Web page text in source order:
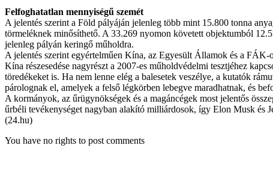
Felfoghatatlan mennyiségű szemét
A jelentés szerint a Föld pályáján jelenleg több mint 15.800 tonna
törmeléknek minősíthető. A 33.269 nyomon követett objektumból
jelenleg pályán keringő műholdra.
A jelentés szerint egyértelműen Kína, az Egyesült Államok és a
Kína részesedése nagyrészt a 2007-es műholdvédelmi tesztjéhez
töredékeket is. Ha nem lenne elég a balesetek veszélye, a kutatók
párolognak el, amelyek a felső légkörben lebegve maradhatnak, és
A kormányok, az űrügynökségek és a magáncégek most jelentős
űrbéli tevékenységet nagyban alakító milliárdosok, így Elon Musk és
(24.hu)
You have no rights to post comments